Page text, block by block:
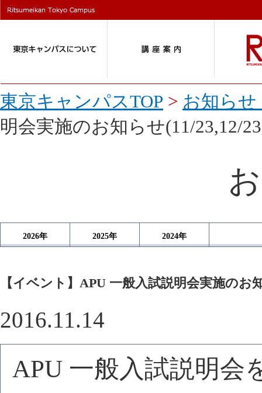
東京キャンパスTOP > お知らせ
明会実施のお知らせ(11/23,12/
2026年 2025年 2024年
【イベント】APU 一般入試説明会実施のお
2016.11.14
APU 一般入試説明会